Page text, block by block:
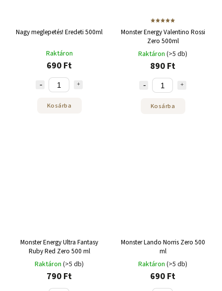
Nagy meglepetés! Eredeti 500ml
Raktáron
690 Ft
Kosárba
Monster Energy Valentino Rossi
Zero 500ml
Raktáron (>5 db)
890 Ft
Kosárba
Monster Energy Ultra Fantasy
Ruby Red Zero 500 ml
Raktáron (>5 db)
790 Ft
Monster Lando Norris Zero 500
ml
Raktáron (>5 db)
690 Ft